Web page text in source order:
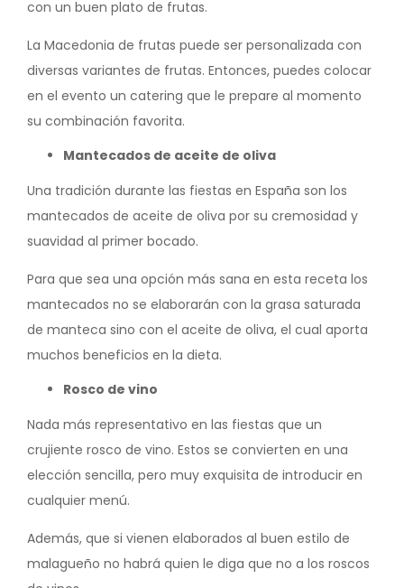
con un buen plato de frutas.
La Macedonia de frutas puede ser personalizada con
diversas variantes de frutas. Entonces, puedes colocar
en el evento un catering que le prepare al momento
su combinación favorita.
Mantecados de aceite de oliva
Una tradición durante las fiestas en España son los
mantecados de aceite de oliva por su cremosidad y
suavidad al primer bocado.
Para que sea una opción más sana en esta receta los
mantecados no se elaborarán con la grasa saturada
de manteca sino con el aceite de oliva, el cual aporta
muchos beneficios en la dieta.
Rosco de vino
Nada más representativo en las fiestas que un
crujiente rosco de vino. Estos se convierten en una
elección sencilla, pero muy exquisita de introducir en
cualquier menú.
Además, que si vienen elaborados al buen estilo de
malagueño no habrá quien le diga que no a los roscos